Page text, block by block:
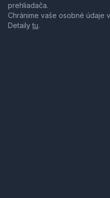
prehliadača.
Chránime vaše osobné údaje
Detailytu.